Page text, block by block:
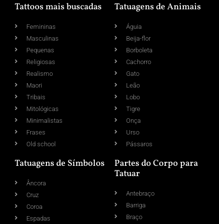
Tattoos mais buscadas
Femininas
Masculinas
Pequenas
Religiosas
Realismo
Maori
Tribais
Mitológicas
Minimalistas
Frases
Old school
Tatuagens de Animais
Águia
Beija-flor
Borboleta
Cachorro
Gato
Leão
Lobo
Tigre
Onça
Urso
Pássaros
Tatuagens de Símbolos
Âncora
Cruz
Coroa
Espadas
Partes do Corpo para
Tatuar
Antebraço
Barriga
Braço